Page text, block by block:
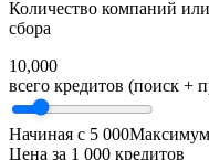
Количество компаний
сбора
10,000
всего кредитов (поиск +
Начиная с 5 000
Цена за 1 000 кредитов